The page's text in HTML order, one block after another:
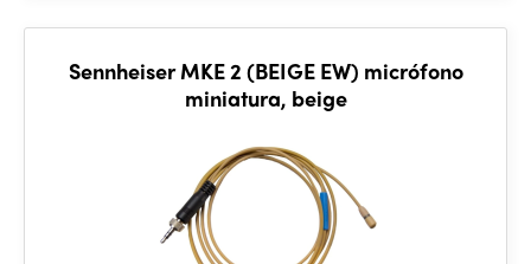
Sennheiser MKE 2 (BEIGE EW) micrófono
miniatura, beige